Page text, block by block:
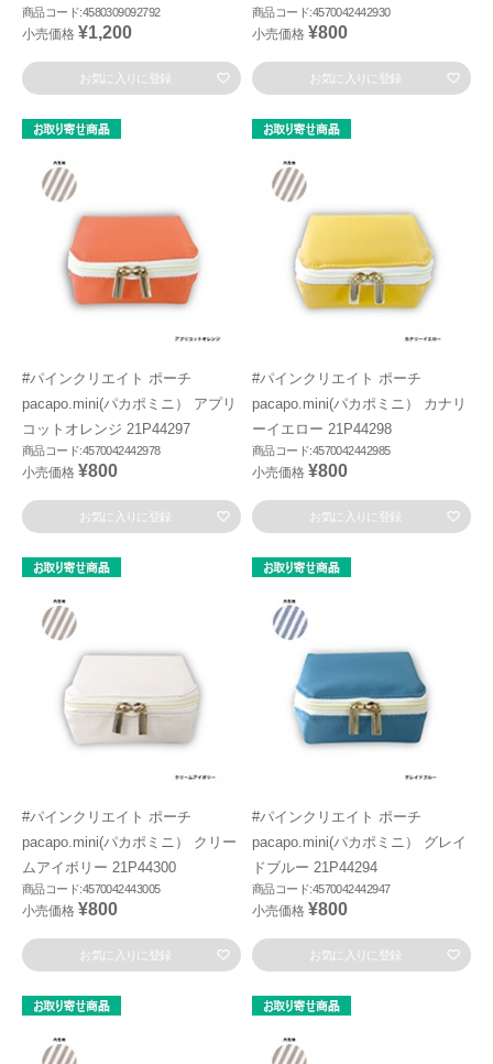
商品コード:4580309092792
小売価格 ¥1,200
お気に入りに登録
商品コード:4570042442930
小売価格 ¥800
お気に入りに登録
#パインクリエイト ポーチ
pacapo.mini(パカポミニ） アプリ
コットオレンジ 21P44297
商品コード:4570042442978
小売価格 ¥800
お気に入りに登録
#パインクリエイト ポーチ
pacapo.mini(パカポミニ） カナリ
ーイエロー 21P44298
商品コード:4570042442985
小売価格 ¥800
お気に入りに登録
#パインクリエイト ポーチ
pacapo.mini(パカポミニ） クリー
ムアイボリー 21P44300
商品コード:4570042443005
小売価格 ¥800
お気に入りに登録
#パインクリエイト ポーチ
pacapo.mini(パカポミニ） グレイ
ドブルー 21P44294
商品コード:4570042442947
小売価格 ¥800
お気に入りに登録